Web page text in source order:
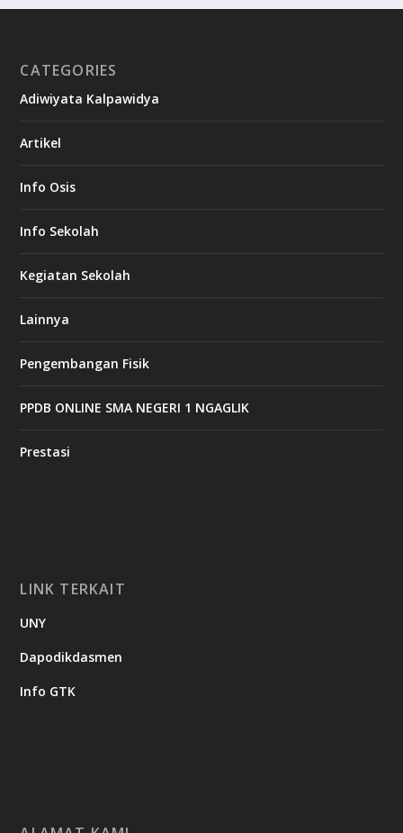
CATEGORIES
Adiwiyata Kalpawidya
Artikel
Info Osis
Info Sekolah
Kegiatan Sekolah
Lainnya
Pengembangan Fisik
PPDB ONLINE SMA NEGERI 1 NGAGLIK
Prestasi
LINK TERKAIT
UNY
Dapodikdasmen
Info GTK